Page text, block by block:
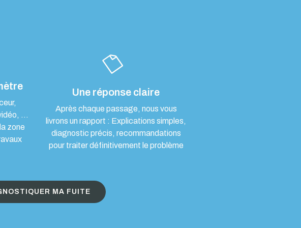
…
zone
Une réponse claire
Après chaque passage, nous vous
livrons un rapport : Explications simples,
diagnostic précis, recommandations
pour traiter définitivement le problème
MA FUITE